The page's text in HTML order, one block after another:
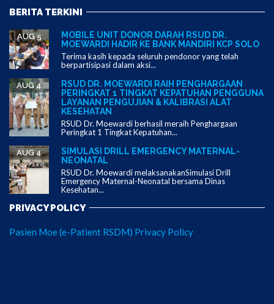
BERITA TERKINI
MOBILE UNIT DONOR DARAH RSUD DR.
MOEWARDI HADIR KE BANK MANDIRI KCP SOLO
AUG 5
Terima kasih kepada seluruh pendonor yang telah
berpartisipasi dalam aksi...
RSUD DR. MOEWARDI RAIH PENGHARGAAN
PERINGKAT 1 TINGKAT KEPATUHAN PENGGUNA
LAYANAN PENGUJIAN & KALIBRASI ALAT
KESEHATAN
AUG 4
RSUD Dr. Moewardi berhasil meraih Penghargaan
Peringkat 1 Tingkat Kepatuhan...
SIMULASI DRILL EMERGENCY MATERNAL-
NEONATAL
AUG 4
RSUD Dr. Moewardi melaksanakanSimulasi Drill
Emergency Maternal-Neonatal bersama Dinas
Kesehatan...
PRIVACY POLICY
Pasien Moe (e-Patient RSDM) Privacy Policy